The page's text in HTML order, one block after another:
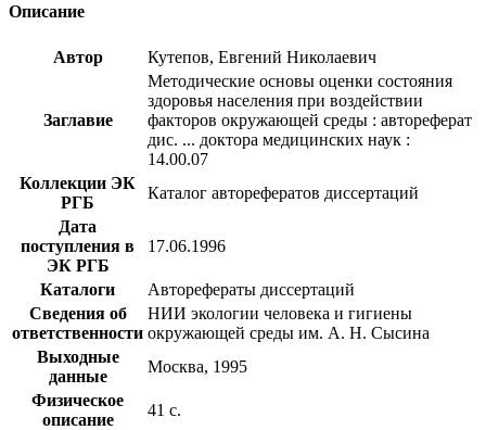
Описание
Автор Кутепов, Евгений Николаевич
Заглавие
Методические основы оценки состояния
здоровья населения при воздействии
факторов окружающей среды : автореферат
дис. ... доктора медицинских наук :
14.00.07
Коллекции ЭК
РГБ
Каталог авторефератов диссертаций
Дата
поступления в
ЭК РГБ
17.06.1996
Каталоги
Авторефераты диссертаций
Сведения об
ответственности
НИИ экологии человека и гигиены
окружающей среды им. А. Н. Сысина
Выходные
данные
Москва, 1995
Физическое
описание
41 с.